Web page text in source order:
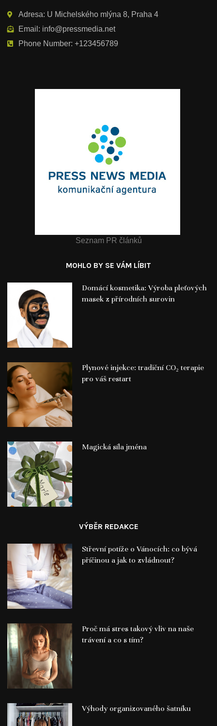
Adresa: U Michelského mlýna 8, Praha 4
Email: info@pressmedia.net
Phone Number: +123456789
Seznam PR článků
MOHLO BY SE VÁM LÍBIT
Domácí kosmetika: Výroba pleťových
masek z přírodních surovin
Plynové injekce: tradiční CO₂ terapie
pro váš restart
Magická síla jména
VÝBĚR REDAKCE
Střevní potíže o Vánocích: co bývá
příčinou a jak to zvládnout?
Proč má stres takový vliv na naše
trávení a co s tím?
Výhody organizovaného šatníku